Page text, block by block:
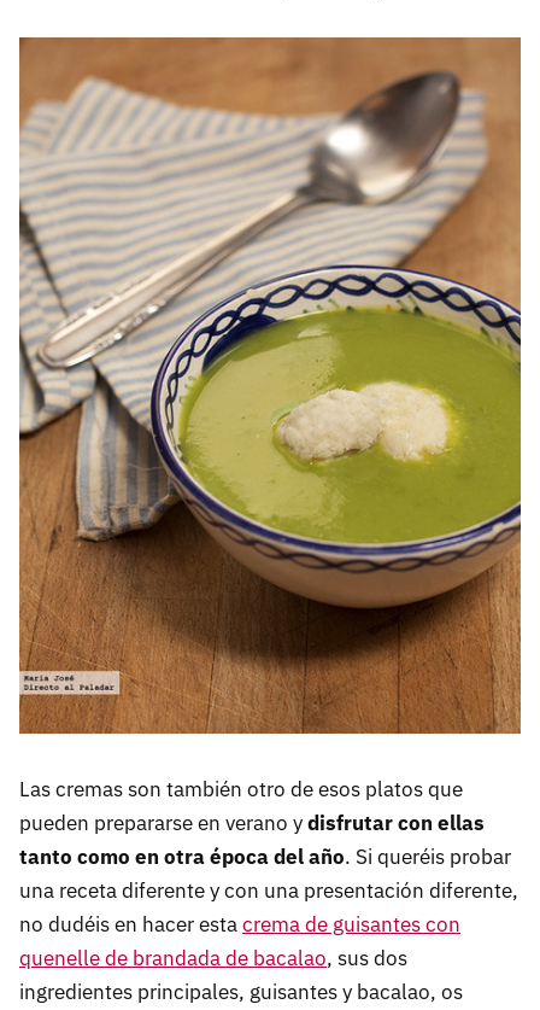
Las cremas son también otro de esos platos que
pueden prepararse en verano ydisfrutar con ellas
tanto como en otra época del año. Si queréis probar
una receta diferente y con una presentación diferente,
no dudéis en hacer estacrema de guisantes con
quenelle de brandada de bacalao, sus dos
ingredientes principales, guisantes y bacalao, os